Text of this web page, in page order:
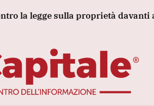
sulla proprietà davanti al